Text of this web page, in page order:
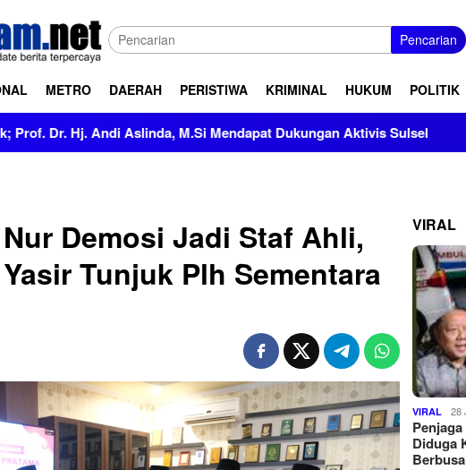
Pencarian
METRO DAERAH PERISTIWA KRIMINAL HUKUM POLITIK
M.Si Mendapat Dukungan Aktivis Sulsel Kapolres Polewali
Demosi Jadi Staf Ahli,
Tunjuk Plh Sementara
VIRAL
VIRAL 28
Diduga